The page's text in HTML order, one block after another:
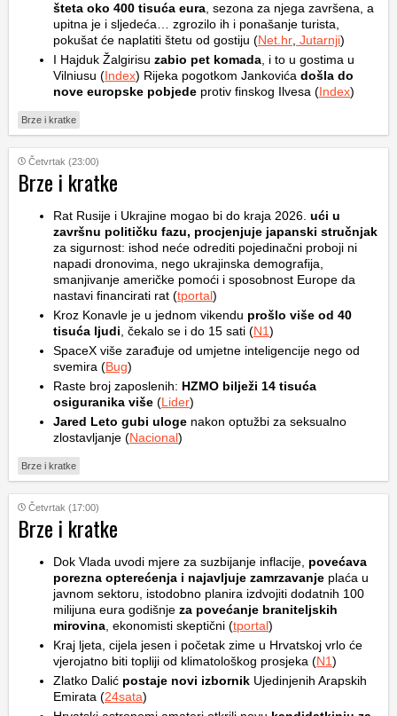
šteta oko 400 tisuća eura , sezona za njega završena, a
upitna je i sljedeća… zgrozilo ih i ponašanje turista,
pokušat će naplatiti štetu od gostiju (Net.hr Jutarnji)
I Hajduk Žalgirisu zabio pet komada , i to u gostima u
Vilniusu (Index) Rijeka pogotkom Jankovića došla do
nove europske pobjede protiv finskog Ilvesa (Index)
Brze i kratke
Četvrtak (23:00)
Brze i kratke
Rat Rusije i Ukrajine mogao bi do kraja 2026. ući u
završnu političku fazu, procjenjuje japanski stručnjak
za sigurnost: ishod neće odrediti pojedinačni proboji ni
napadi dronovima, nego ukrajinska demografija,
smanjivanje američke pomoći i sposobnost Europe da
nastavi financirati rat (tportal)
Kroz Konavle je u jednom vikendu prošlo više od 40
tisuća ljudi , čekalo se i do 15 sati (N1)
SpaceX više zarađuje od umjetne inteligencije nego od
svemira (Bug)
Raste broj zaposlenih: HZMO bilježi 14 tisuća
osiguranika više (Lider)
Jared Leto gubi uloge nakon optužbi za seksualno
zlostavljanje (Nacional)
Brze i kratke
Četvrtak (17:00)
Brze i kratke
Dok Vlada uvodi mjere za suzbijanje inflacije, povećava
porezna opterećenja i najavljuje zamrzavanje plaća u
javnom sektoru, istodobno planira izdvojiti dodatnih 100
milijuna eura godišnje za povećanje braniteljskih
mirovina , ekonomisti skeptični (tportal)
Kraj ljeta, cijela jesen i početak zime u Hrvatskoj vrlo će
vjerojatno biti topliji od klimatološkog prosjeka (N1)
Zlatko Dalić postaje novi izbornik Ujedinjenih Arapskih
Emirata (24sata)